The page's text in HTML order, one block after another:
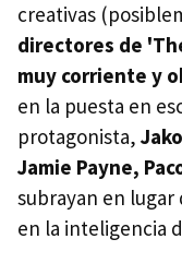
creativas
directores de
muy corriente y
en la puesta en
protagonista,
Jamie Payne,
subrayan en
en la inteligencia